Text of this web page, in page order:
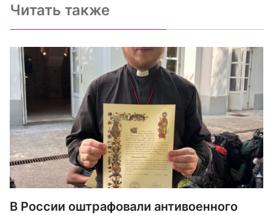
Читать также
В России оштрафовали антивоенного